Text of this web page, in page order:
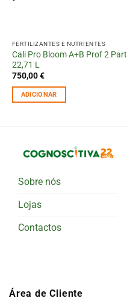
FERTILIZANTES E NUTRIENTES
Cali Pro Bloom A+B Prof 2 Part
22,71 L
750,00€
ADICIONAR
Sobre nós
Lojas
Contactos
Área de Cliente